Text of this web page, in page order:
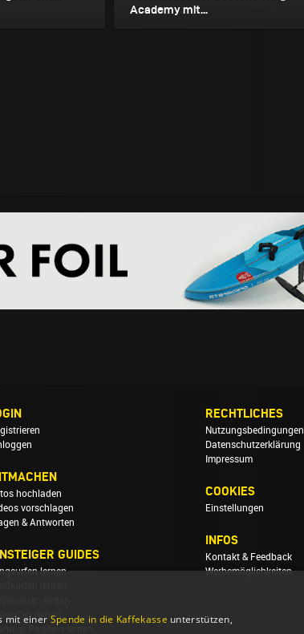
Academy mit...
hochladen
vorschlagen
& Antworten
GUIDES
lernen
lernen
Paddeln lernen
RECHTLICHES
Nutzungsbedingungen
Datenschutzerklärung
Impressum
COOKIES
Einstellungen
INFOS
Kontakt & Feedback
Werbemöglichkeiten
mit einer Spende in die Kaffekasse unterstützen,